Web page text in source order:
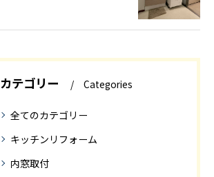
カテゴリー Categories
全てのカテゴリー
キッチンリフォーム
内窓取付